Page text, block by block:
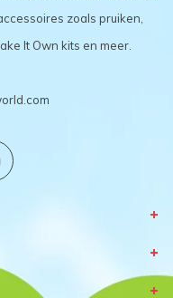
zoals pruiken,
It Own kits en meer.